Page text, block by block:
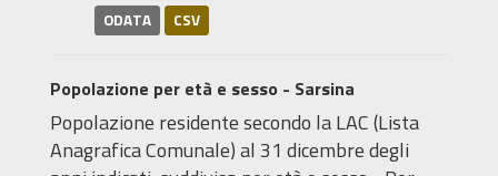
ODATA CSV
Popolazione per età e sesso - Sarsina
Popolazione residente secondo la LAC (Lista
Anagrafica Comunale) al 31 dicembre degli